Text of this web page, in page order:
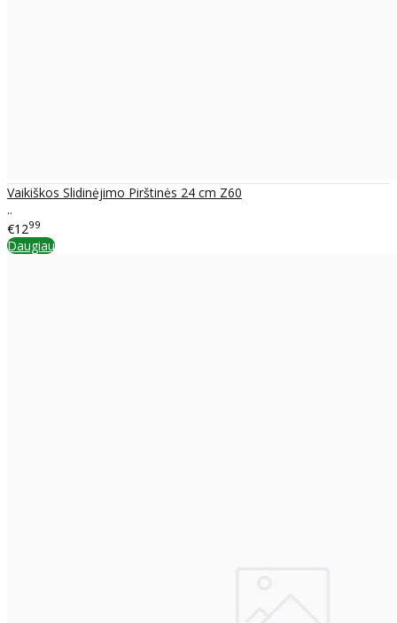
Vaikiškos Slidinėjimo Pirštinės 24 cm Z60
..
€1299
Daugiau